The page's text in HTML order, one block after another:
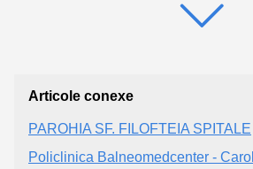
Articole conexe
PAROHIA SF. FILOFTEIA SPITALE
Policlinica Balneomedcenter - Carol